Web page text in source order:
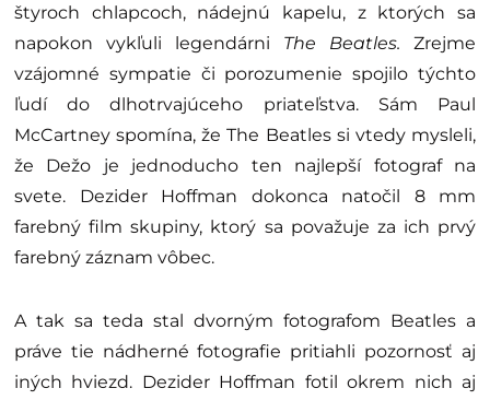
štyroch chlapcoch, nádejnú kapelu, z ktorých sa
napokon vykľuli legendárni The Beatles. Zrejme
vzájomné sympatie či porozumenie spojilo týchto
ľudí do dlhotrvajúceho priateľstva. Sám Paul
McCartney spomína, že The Beatles si vtedy mysleli,
že Dežo je jednoducho ten najlepší fotograf na
svete. Dezider Hoffman dokonca natočil 8 mm
farebný film skupiny, ktorý sa považuje za ich prvý
farebný záznam vôbec.
A tak sa teda stal dvorným fotografom Beatles a
práve tie nádherné fotografie pritiahli pozornosť aj
iných hviezd. Dezider Hoffman fotil okrem nich aj